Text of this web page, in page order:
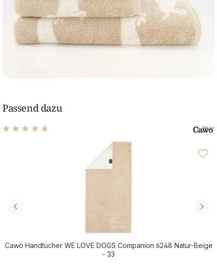
Passend dazu
Durchschnittliche Bewertung von 4.77 von 5 Sternen
Cawö Handtücher WE LOVE DOGS Companion 6248 Natur-Beige
- 33